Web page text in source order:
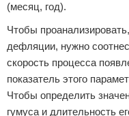
(месяц, год).
Чтобы
дефляции, нужно
скорость процесса
показатель этого
Чтобы определить
гумуса и длительность